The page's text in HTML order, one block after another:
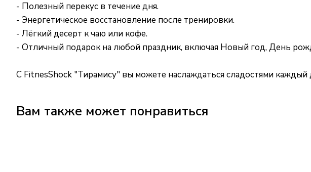
- Полезный перекус в течение дня.
- Энергетическое восстановление после тренировки.
- Лёгкий десерт к чаю или кофе.
- Отличный подарок на любой праздник, включая Новый год, День
С FitnesShock "Тирамису" вы можете наслаждаться сладостями
Вам также может понравиться